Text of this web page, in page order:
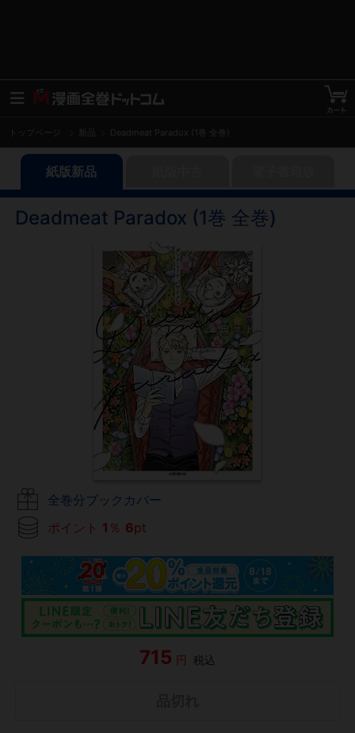
トップページ Deadmeat Paradox (1巻 全巻)
紙版新品
Deadmeat Paradox (1巻 全巻)
全巻分ブックカバー
ポイント 1 ％ 6pt
715 円 税込